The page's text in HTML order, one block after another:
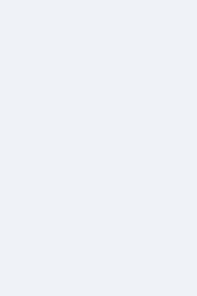
【最新】手袋の選び方 完全ガ
失敗しない「爪切り」完全ガ